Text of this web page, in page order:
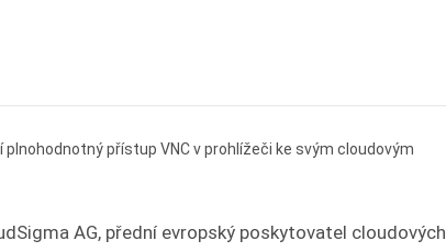
AG, přední evropský poskytovatel cloudových